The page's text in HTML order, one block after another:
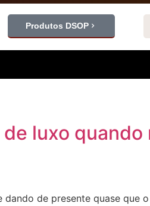
Produtos DSOP
luxo quando
de presente quase que